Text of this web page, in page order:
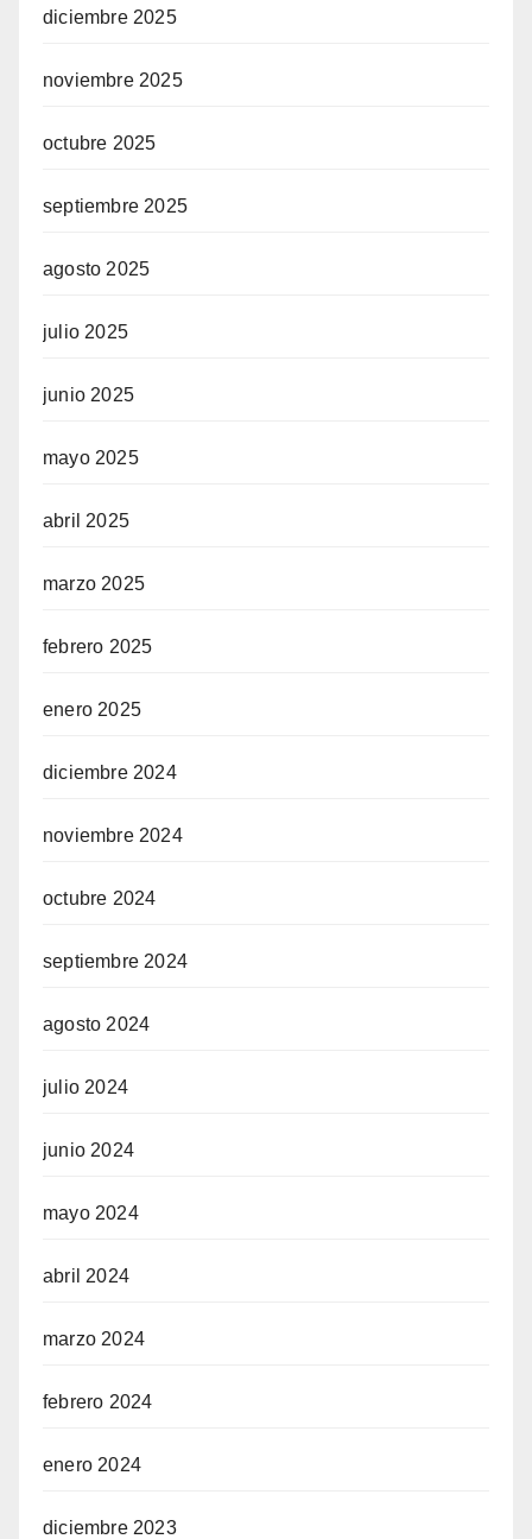
diciembre 2025
noviembre 2025
octubre 2025
septiembre 2025
agosto 2025
julio 2025
junio 2025
mayo 2025
abril 2025
marzo 2025
febrero 2025
enero 2025
diciembre 2024
noviembre 2024
octubre 2024
septiembre 2024
agosto 2024
julio 2024
junio 2024
mayo 2024
abril 2024
marzo 2024
febrero 2024
enero 2024
diciembre 2023